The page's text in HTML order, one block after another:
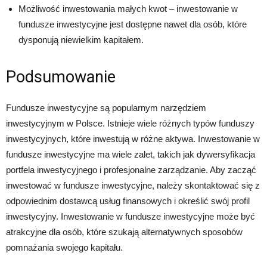
Możliwość inwestowania małych kwot – inwestowanie w
fundusze inwestycyjne jest dostępne nawet dla osób, które
dysponują niewielkim kapitałem.
Podsumowanie
Fundusze inwestycyjne są popularnym narzędziem
inwestycyjnym w Polsce. Istnieje wiele różnych typów funduszy
inwestycyjnych, które inwestują w różne aktywa. Inwestowanie w
fundusze inwestycyjne ma wiele zalet, takich jak dywersyfikacja
portfela inwestycyjnego i profesjonalne zarządzanie. Aby zacząć
inwestować w fundusze inwestycyjne, należy skontaktować się z
odpowiednim dostawcą usług finansowych i określić swój profil
inwestycyjny. Inwestowanie w fundusze inwestycyjne może być
atrakcyjne dla osób, które szukają alternatywnych sposobów
pomnażania swojego kapitału.